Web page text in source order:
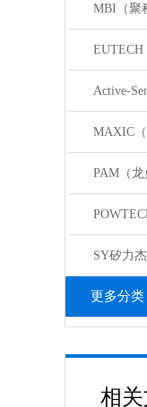
MBI（聚
EUTECH
Active-
MAXIC（
PAM（龙
SY矽力
更多分类
相